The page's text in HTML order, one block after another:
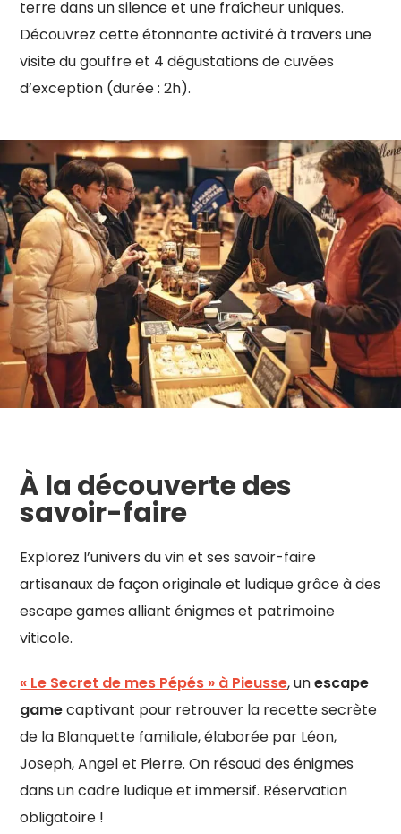
terre dans un silence et une fraîcheur uniques.
Découvrez cette étonnante activité à travers une
visite du gouffre et 4 dégustations de cuvées
d’exception (durée : 2h).
À la découverte des
savoir-faire
Explorez l’univers du vin et ses savoir-faire
artisanaux de façon originale et ludique grâce à des
escape games alliant énigmes et patrimoine
viticole.
« Le Secret de mes Pépés » à Pieusse, unescape
gamecaptivant pour retrouver la recette secrète
de la Blanquette familiale, élaborée par Léon,
Joseph, Angel et Pierre. On résoud des énigmes
dans un cadre ludique et immersif. Réservation
obligatoire !